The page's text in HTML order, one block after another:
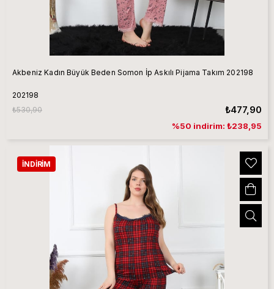
Akbeniz Kadın Büyük Beden Somon İp Askılı Pijama Takım 202198
202198
₺477,90
₺530,90
%50 indirim: ₺238,95
İNDIRIM